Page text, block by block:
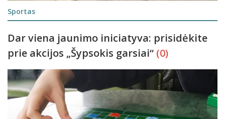
Sportas
Dar viena jaunimo iniciatyva: prisidėkite
prie akcijos „Šypsokis garsiai“ (0)